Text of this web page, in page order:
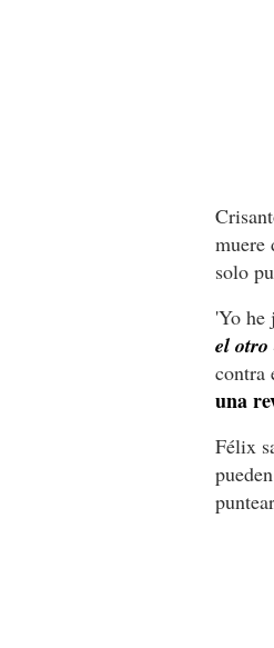
muere
solo
'Yo he
el otro
contra
una
Félix